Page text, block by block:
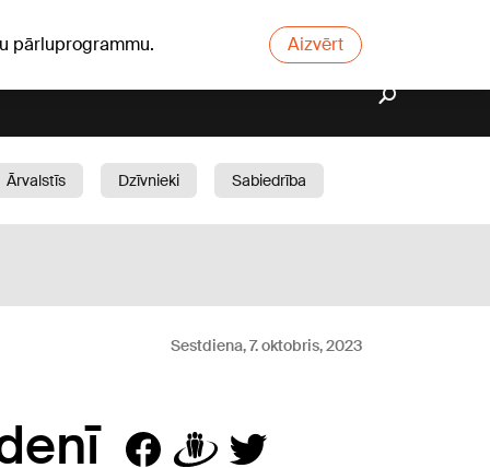
pārluprogrammu. Aizvērt
Ārvalstīs Dzīvnieki
Sabiedrība
Sestdiena, 7. oktobris, 2023